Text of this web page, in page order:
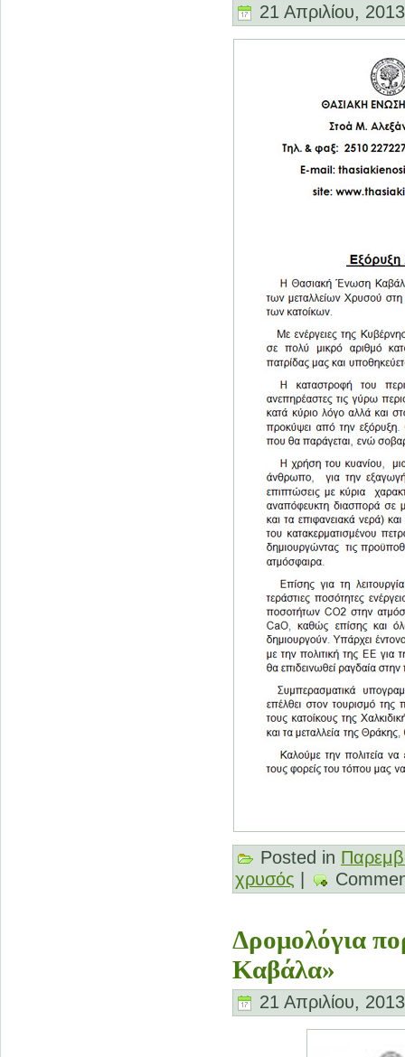
21 Απριλίου,
Posted in
χρυσός
Δρομολόγια
Καβάλα»
21 Απριλίου,